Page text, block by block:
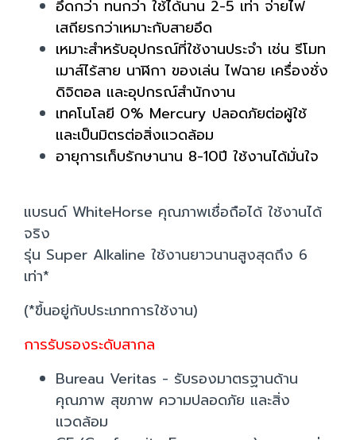
อึดกว่า ทนกว่า ใช้ได้นาน 2-5 เท่า จ่ายไฟ
เสถียรกว่าเหมาะกับสายอึด
เหมาะสำหรับอุปกรณ์ที่ใช้งานประจำ เช่น รีโมท
เมาส์ไร้สาย นาฬิกา ของเล่น ไฟฉาย เครื่องชั่ง
ดิจิตอล และอุปกรณ์สำนักงาน
เทคโนโลยี 0% Mercury ปลอดภัยต่อผู้ใช้
และเป็นมิตรต่อสิ่งแวดล้อม
อายุการเก็บรักษานาน 8-10ปี ใช้งานได้มั่นใจ
แบรนด์ WhiteHorse คุณภาพเชื่อถือได้ ใช้งานได้
จริง
รุ่น Super Alkaline ใช้งานยาวนานสูงสุดถึง 6
เท่า*
(*ขึ้นอยู่กับประเภทการใช้งาน)
การรับรองระดับสากล
Bureau Veritas - รับรองมาตรฐานด้าน
คุณภาพ สุขภาพ ความปลอดภัย และสิ่ง
แวดล้อม